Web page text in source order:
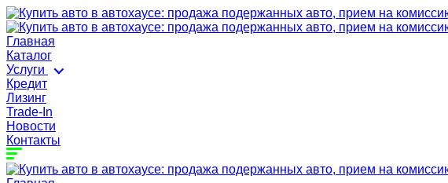
Главная
Каталог
Услуги
Кредит
Лизинг
Trade-In
Новости
Контакты